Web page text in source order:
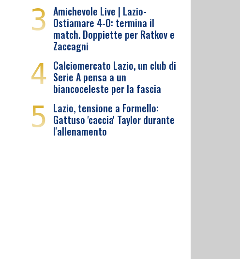
3 Amichevole Live | Lazio-
Ostiamare 4-0: termina il
match. Doppiette per Ratkov e
Zaccagni
4 Calciomercato Lazio, un club di
Serie A pensa a un
biancoceleste per la fascia
5 Lazio, tensione a Formello:
Gattuso 'caccia' Taylor durante
l'allenamento